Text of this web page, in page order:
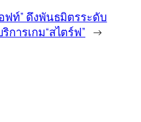
ฟท์” ดึงพันธมิตรระดับ
การเกม“สไตร์ฟ” →